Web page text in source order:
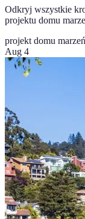
Odkryj wszystkie
projektu domu
projekt domu marzeń
Aug 4